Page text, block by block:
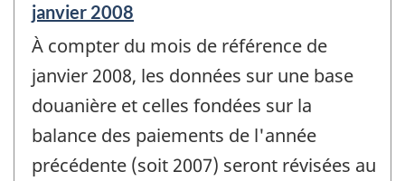
Période
de
référence
de
changement
-
janvier 2008
À compter du mois de référence de
janvier 2008, les données sur une base
douanière et celles fondées sur la
balance des paiements de l'année
précédente (soit 2007) seront révisées au